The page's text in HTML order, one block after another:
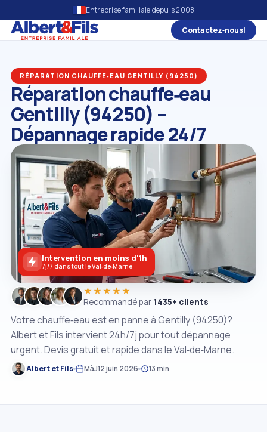
Entreprise familiale depuis 2008
Contactez‑nous!
RÉPARATION CHAUFFE‑EAU GENTILLY (94250)
Réparation chauffe‑eau
Gentilly (94250) –
Dépannage rapide 24/7
Votre chauffe‑eau est en panne à Gentilly (94250)?
Albert et Fils intervient 24h/7j pour tout dépannage
urgent. Devis gratuit et rapide dans le Val‑de‑Marne.
Albert et Fils MàJ12 juin 2026 13 min
★★★★★
Recommandé par 1435+ clients
Intervention en moins d'1h
7j/7 dans tout le Val‑de‑Marne